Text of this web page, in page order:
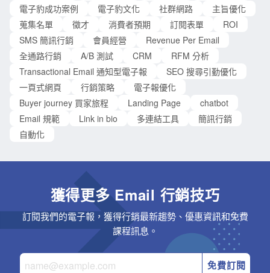
電子豹成功案例
電子豹文化 社群網路
主旨優化
蒐集名單
徵才 消費者預期 訂閱表單
ROI
SMS 簡訊行銷
會員經營
Revenue Per Email
全通路行銷
A/B 測試 CRM
RFM 分析
Transactional Email 通知型電子報
SEO 搜尋引勤優化
一頁式網頁
行銷策略
電子報優化
Buyer journey 買家旅程
Landing Page
chatbot
Email 規範
Link in bio 多連結工具
簡訊行銷
自動化
獲得更多 Email 行銷技巧
訂閱我們的電子報，獲得行銷最新趨勢、優惠資訊和免費
課程訊息。
免費訂閱